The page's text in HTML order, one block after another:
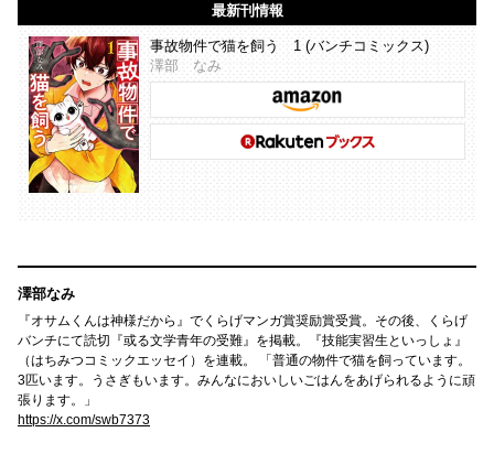
最新刊情報
事故物件で猫を飼う 1 (バンチコミックス)
澤部 なみ
澤部なみ
『オサムくんは神様だから』でくらげマンガ賞奨励賞受賞。その後、くらげ
バンチにて読切『或る文学青年の受難』を掲載。『技能実習生といっしょ』
（はちみつコミックエッセイ）を連載。 「普通の物件で猫を飼っています。
3匹います。うさぎもいます。みんなにおいしいごはんをあげられるように頑
張ります。」
https://x.com/swb7373